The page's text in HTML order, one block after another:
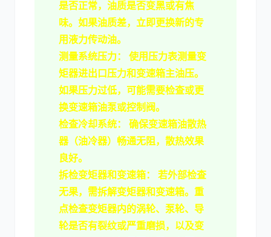
是否正常，油质是否变黑或有焦
味。如果油质差，立即更换新的专
用液力传动油。
测量系统压力：
使用压力表测量变
矩器进出口压力和变速箱主油压。
如果压力过低，可能需要检查或更
换变速箱油泵或控制阀。
检查冷却系统：
确保变速箱油散热
器（油冷器）畅通无阻，散热效果
良好。
拆检变矩器和变速箱：
若外部检查
无果，需拆解变矩器和变速箱。重
点检查变矩器内的涡轮、泵轮、导
轮是否有裂纹或严重磨损，以及变